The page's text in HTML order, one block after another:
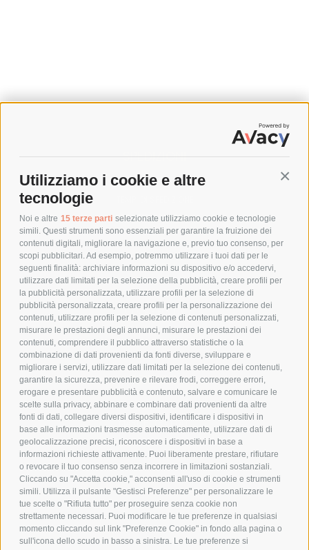
Utilizziamo i cookie e altre
tecnologie
Noi e altre 15 terze parti selezionate utilizziamo cookie e tecnologie
simili. Questi strumenti sono essenziali per garantire la fruizione dei
contenuti digitali, migliorare la navigazione e, previo tuo consenso, per
scopi pubblicitari. Ad esempio, potremmo utilizzare i tuoi dati per le
seguenti finalità: archiviare informazioni su dispositivo e/o accedervi,
utilizzare dati limitati per la selezione della pubblicità, creare profili per
la pubblicità personalizzata, utilizzare profili per la selezione di
pubblicità personalizzata, creare profili per la personalizzazione dei
contenuti, utilizzare profili per la selezione di contenuti personalizzati,
misurare le prestazioni degli annunci, misurare le prestazioni dei
contenuti, comprendere il pubblico attraverso statistiche o la
combinazione di dati provenienti da fonti diverse, sviluppare e
migliorare i servizi, utilizzare dati limitati per la selezione dei contenuti,
garantire la sicurezza, prevenire e rilevare frodi, correggere errori,
erogare e presentare pubblicità e contenuto, salvare e comunicare le
scelte sulla privacy, abbinare e combinare dati provenienti da altre
fonti di dati, collegare diversi dispositivi, identificare i dispositivi in
base alle informazioni trasmesse automaticamente, utilizzare dati di
geolocalizzazione precisi, riconoscere i dispositivi in base a
informazioni richieste attivamente. Puoi liberamente prestare, rifiutare
o revocare il tuo consenso senza incorrere in limitazioni sostanziali.
Cliccando su "Accetta cookie," acconsenti all'uso di cookie e strumenti
simili. Utilizza il pulsante "Gestisci Preferenze" per personalizzare le
tue scelte o "Rifiuta tutto" per proseguire senza cookie non
strettamente necessari. Puoi modificare le tue preferenze in qualsiasi
momento cliccando sul link "Preferenze Cookie" in fondo alla pagina o
sull'icona dello scudo in basso a sinistra. Le tue preferenze si
SPEDIZIONI
COSTI DI SPEDIZIONE
POLITICA DI RESO
POLICY
PRIVACY POLICY
COOKIE POLICY
PAGAMENTI SICURI
AZIENDA
CHI SIAMO
MARCHI TRATTATI
CONDOMINI
Bonifico
Bancario